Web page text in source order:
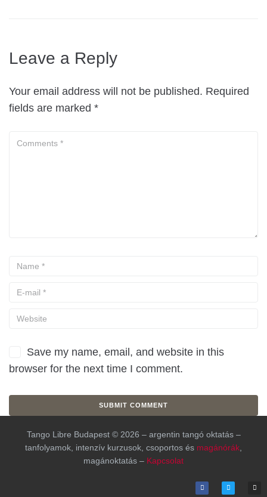
Leave a Reply
Your email address will not be published. Required
fields are marked *
Save my name, email, and website in this
browser for the next time I comment.
Tango Libre Budapest © 2026 – argentin tangó oktatás –
tanfolyamok, intenzív kurzusok, csoportos és magánórák
magánoktatás – Kapcsolat